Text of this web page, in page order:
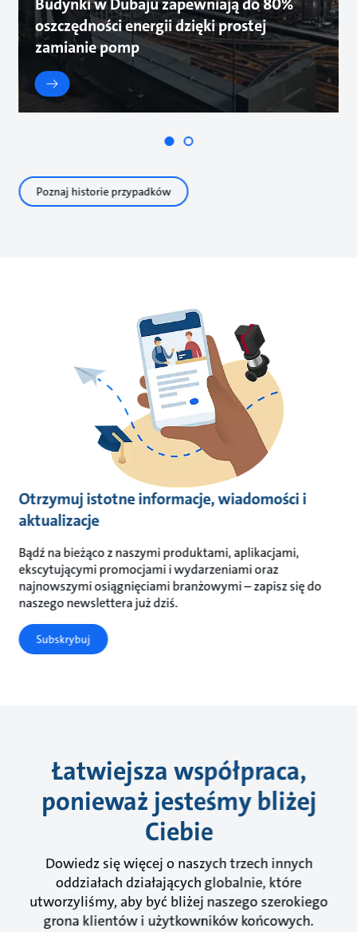
oszczędności energii dzięki prostej
zamianie pomp
Poznaj historie przypadków
Otrzymuj istotne informacje, wiadomości i
aktualizacje
Bądź na bieżąco z naszymi produktami, aplikacjami,
ekscytującymi promocjami i wydarzeniami oraz
najnowszymi osiągnięciami branżowymi – zapisz się do
naszego newslettera już dziś.
Subskrybuj
Łatwiejsza współpraca,
ponieważ jesteśmy bliżej
Ciebie
Dowiedz się więcej o naszych trzech innych
oddziałach działających globalnie, które
utworzyliśmy, aby być bliżej naszego szerokiego
grona klientów i użytkowników końcowych.